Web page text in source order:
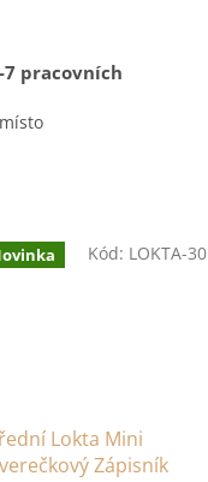
pracovních
Lokta Mini
Zápisník
Kód: LOKTA-30